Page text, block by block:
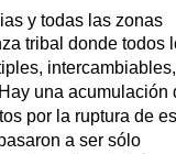
y todas las zonas
tribal donde todos
intercambiables,
una acumulación
por la ruptura de
a ser sólo